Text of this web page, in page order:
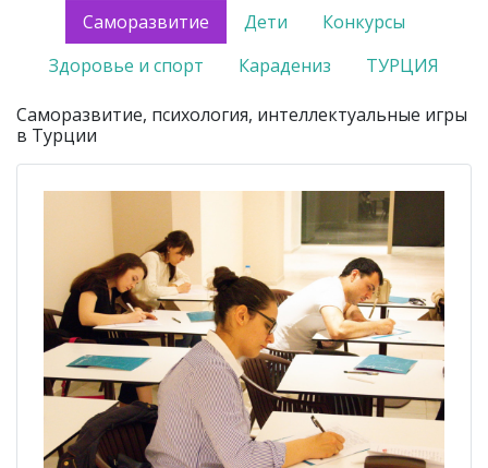
Саморазвитие
Дети
Конкурсы
Здоровье и спорт
Карадениз ТУРЦИЯ
Cаморазвитие, психология, интеллектуальные игры
в Турции